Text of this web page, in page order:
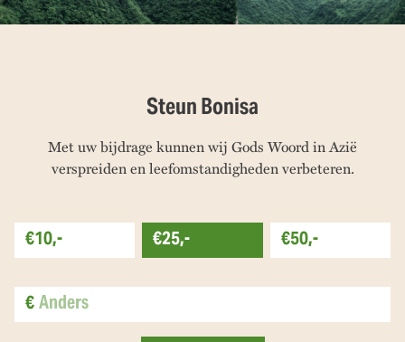
Steun Bonisa
Met uw bijdrage kunnen wij Gods Woord in Azië
verspreiden en leefomstandigheden verbeteren.
€10,- €25,-
€50,-
€